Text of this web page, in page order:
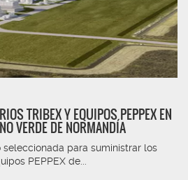
TRIBEX Y EQUIPOS PEPPEX EN
VERDE DE NORMANDÍA
para suministrar los
PEPPEX de...